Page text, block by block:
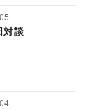
対談